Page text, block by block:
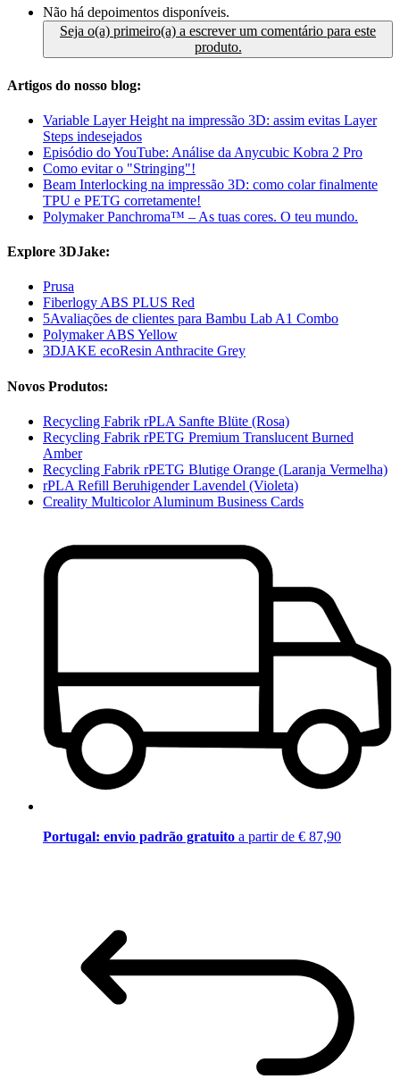
Não há depoimentos disponíveis.
Seja o(a) primeiro(a) a escrever um comentário para este
produto.
Artigos do nosso blog:
Variable Layer Height na impressão 3D: assim evitas Layer
Steps indesejados
Episódio do YouTube: Análise da Anycubic Kobra 2 Pro
Como evitar o "Stringing"!
Beam Interlocking na impressão 3D: como colar finalmente
TPU e PETG corretamente!
Polymaker Panchroma™ – As tuas cores. O teu mundo.
Explore 3DJake:
Prusa
Fiberlogy ABS PLUS Red
5Avaliações de clientes para Bambu Lab A1 Combo
Polymaker ABS Yellow
3DJAKE ecoResin Anthracite Grey
Novos Produtos:
Recycling Fabrik rPLA Sanfte Blüte (Rosa)
Recycling Fabrik rPETG Premium Translucent Burned
Amber
Recycling Fabrik rPETG Blutige Orange (Laranja Vermelha)
rPLA Refill Beruhigender Lavendel (Violeta)
Creality Multicolor Aluminum Business Cards
Portugal: envio padrão gratuito a partir de € 87,90